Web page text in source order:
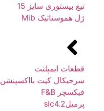
تیغ بیستوری سایز 15
ژل هموستاتیک Mib
قطعات ایمپلنت
سرجیکال کیت بااکسپنشن FB
فیکسچر F&B
پرمیلsic4.2